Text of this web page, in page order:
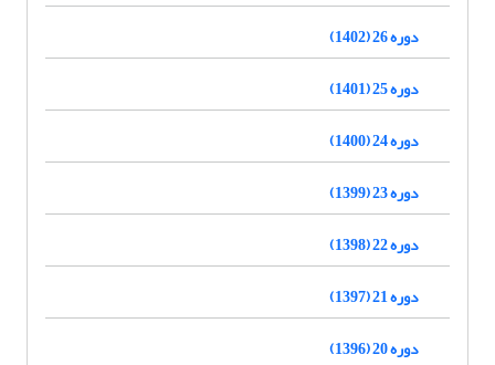
دوره 26 (1402)
دوره 25 (1401)
دوره 24 (1400)
دوره 23 (1399)
دوره 22 (1398)
دوره 21 (1397)
دوره 20 (1396)